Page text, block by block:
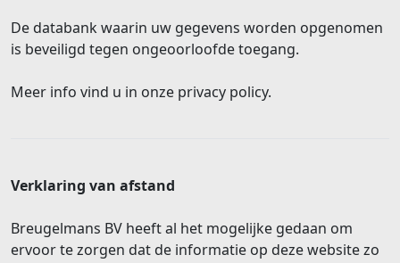
De databank waarin uw gegevens worden opgenomen
is beveiligd tegen ongeoorloofde toegang.
Meer info vind u in onze privacy policy.
Verklaring van afstand
Breugelmans BV heeft al het mogelijke gedaan om
ervoor te zorgen dat de informatie op deze website zo